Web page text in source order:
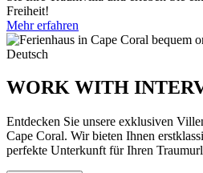
Freiheit!
Mehr erfahren
WORK WITH
Entdecken Sie unsere exklusiven
Cape Coral. Wir bieten Ihnen
perfekte Unterkunft für Ihren